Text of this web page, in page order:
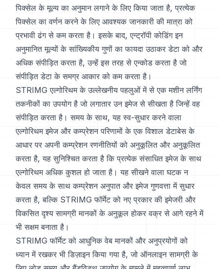
पिक्सेल के मूल्य का अनुमान लगाने के लिए किया जाता है, प्रत्येक
पिक्सेल का वर्णन करने के लिए आवश्यक जानकारी की मात्रा को
प्रभावी ढंग से कम करता है। इसके बाद, एन्ट्रॉपी कोडिंग इन
अनुमानित मूल्यों के सांख्यिकीय गुणों का फायदा उठाकर डेटा को और
अधिक संपीड़ित करता है, उन्हें इस तरह से एन्कोड करता है जो
संपीड़ित डेटा के समग्र आकार को कम करता है।
STRIMG एल्गोरिथम के उल्लेखनीय पहलुओं में से एक मशीन लर्निंग
तकनीकों का उपयोग है जो लगातार उन इमेज से सीखता है जिन्हें वह
संपीड़ित करता है। समय के साथ, यह स्व-सुधार करने वाला
एल्गोरिथम इमेज और कम्प्रेशन परिणामों के एक विशाल डेटाबेस के
आधार पर अपनी कम्प्रेशन रणनीतियों को अनुकूलित और अनुकूलित
करता है, यह सुनिश्चित करता है कि प्रत्येक संसाधित इमेज के साथ
एल्गोरिथम अधिक कुशल हो जाता है। यह सीखने वाला घटक न
केवल समय के साथ कम्प्रेशन अनुपात और इमेज गुणवत्ता में सुधार
करता है, बल्कि STRIMG फॉर्मेट को नए प्रकार की इमेजरी और
विकसित दृश्य सामग्री मानकों के अनुकूल होकर वक्र से आगे रहने में
भी सक्षम बनाता है।
STRIMG फॉर्मेट को आधुनिक वेब मानकों और अनुप्रयोगों को
ध्यान में रखकर भी डिज़ाइन किया गया है, जो ऑनलाइन सामग्री के